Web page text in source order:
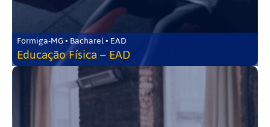
Formiga-MG • Bacharel • EAD
Educação Física – EAD